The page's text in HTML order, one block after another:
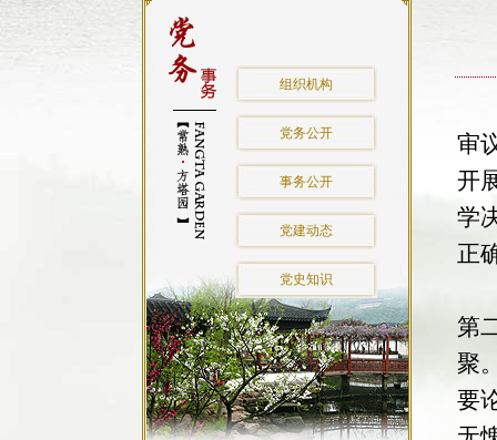
组织机构
党务公开
事务公开
党建动态
党史知识
审
开
学
正
第
聚
要